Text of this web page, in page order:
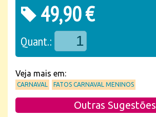
49,90 €
Quant.:
Veja mais em:
CARNAVAL FATOS CARNAVAL MENINOS
Outras Sugestões